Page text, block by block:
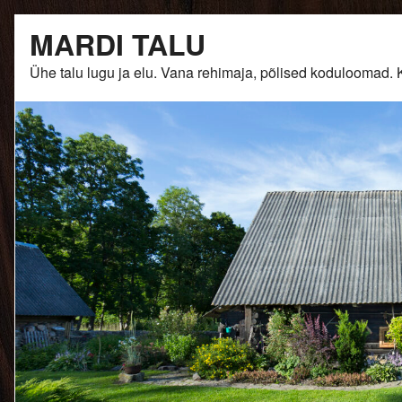
content
MARDI TALU
Ühe talu lugu ja elu. Vana rehimaja, põlised